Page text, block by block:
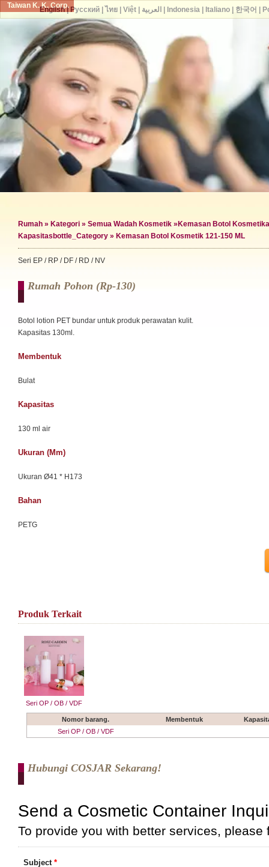
Taiwan K. K. Corp.
Rumah » Kategori » Semua Wadah Kosmetik » Kemasan Botol Kosmetik
Kapasitas bottle_Category » Kemasan Botol Kosmetik 121-150 ML
Seri EP / RP / DF / RD / NV
Rumah Pohon (rp-130)
Botol lotion PET bundar untuk produk perawatan kulit.
Kapasitas 130ml.
Membentuk
Bulat
Kapasitas
130 ml air
Ukuran (mm)
Ukuran Ø41 * H173
Bahan
PETG
Produk Terkait
Seri OP / OB / VDF
Nomor barang. Membentuk
Seri OP / OB / VDF
Hubungi COSJAR Sekarang!
English| Русский| ไทย| Việt| العربية Indonesia| Italiano| 한국어